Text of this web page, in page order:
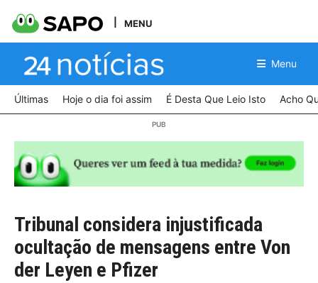
MENU
Menu
Últimas Hoje o dia foi assim É Desta Que Leio Isto Acho
Tribunal considera injustificada
ocultação de mensagens entre Von
der Leyen e Pfizer